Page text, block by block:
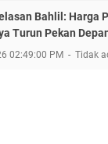
Bahlil: Harga
Turun Pekan
02:49:00 PM Tidak